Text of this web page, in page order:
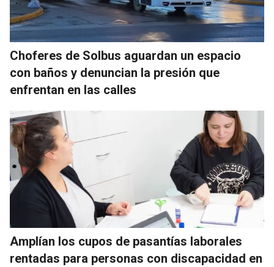
Choferes de Solbus aguardan un espacio
con baños y denuncian la presión que
enfrentan en las calles
Amplían los cupos de pasantías laborales
rentadas para personas con discapacidad en